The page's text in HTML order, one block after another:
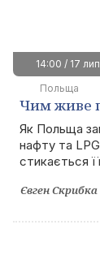
14:00 / 17
Польща
Чим живе
Польщі
Як Польща
нафту та
стикається
Євген Скрибка